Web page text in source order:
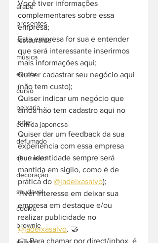
árabe
presentes
restaurante
música
escola
curso
peixaria
comida japonesa
defumado
churrasco
decoração
saudavel
cookie
brownie
Você tiver informações
complementares sobre essa
empresa;
Esta empresa for sua e entender
que será interessante inserirmos
mais informações aqui;
Quiser cadastrar seu negócio aqui
(não tem custo);
Quiser indicar um negócio que
ainda não tem cadastro aqui no
site;
Quiser dar um feedback da sua
experiência com essa empresa
(sua identidade sempre será
mantida em sigilo, como é de
prática do @jadeixasalvo);
Tiver interesse em deixar sua
empresa em destaque e/ou
realizar publicidade no
@jadeixasalvo. 🤝
👉 Para chamar por direct/inbox, é